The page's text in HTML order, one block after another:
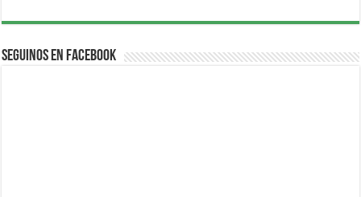
Seguinos en Facebook